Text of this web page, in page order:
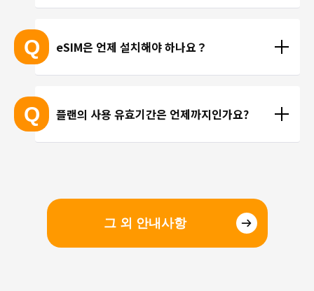
기기는 목록에 포함되지 않을 수 있습니다.
※ 고객님의 기기가 eSIM을 지원하는지 여부에 대해
서는 개별 문의를 통해 확인해 드리지 않습니다.
고 있지 않습니다. 카카오톡, 인스타그램 등 인터넷 회
선을 이용한 통화를 이용해 주시기 바랍니다.
Q eSIM은 언제 설치해야 하나요？
하셔도 괜찮습니다. 현지 공항의 와이파이 속도가 걱
정되시는 분들은 국내에서 설치 및 설정을 완료하고,
현지에서 eSIM만 전환하는 방법을 추천해 드립니다.
Q 플랜의 사용 유효기간은 언제까지인가요?
그 외 안내사항